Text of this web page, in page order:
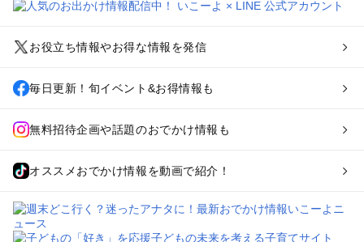
お役立ち情報やお得な情報を発信
毎日更新！旬イベント&お得情報も
無料招待企画や話題のおでかけ情報も
オススメおでかけ情報を動画で紹介！